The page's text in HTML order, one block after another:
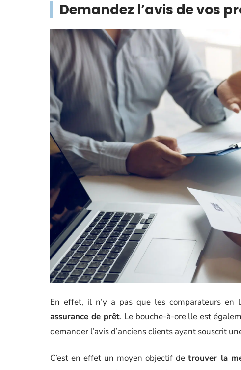
Demandez l’avis de vos
En effet, il n’y a pas que les comparateurs en
assurance de prêt. Le bouche-à-oreille est
demander l’avis d’anciens clients ayant souscrit
C’est en effet un moyen objectif detrouver la